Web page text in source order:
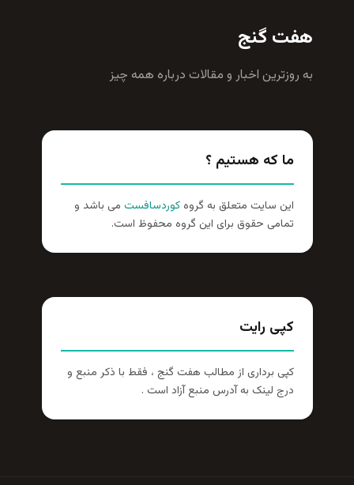
هفت گنج
به روزترين اخبار و مقالات درباره همه چيز
ما که هستیم ؟
این سایت متعلق به گروهکوردسافست می باشد و
تمامی حقوق برای این گروه محفوظ است.
کپی رایت
کپی برداری از مطالب هفت گنج ، فقط با ذکر منبع و
درج لینک به آدرس منبع آزاد است .